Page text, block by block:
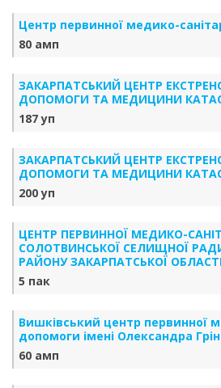
Центр первинної медико-
80 амп
ЗАКАРПАТСЬКИЙ ЦЕНТР
ДОПОМОГИ ТА МЕДИЦИНИ
187 уп
ЗАКАРПАТСЬКИЙ ЦЕНТР
ДОПОМОГИ ТА МЕДИЦИНИ
200 уп
ЦЕНТР ПЕРВИННОЇ МЕДИКО-
СОЛОТВИНСЬКОЇ СЕЛИЩНОЇ
РАЙОНУ ЗАКАРПАТСЬКОЇ
5 пак
Вишківський центр первинної
допомоги імені Олександра
60 амп